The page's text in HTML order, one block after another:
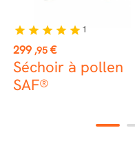
Prix
299 ,95 €
Séchoir à pollen
SAF®
star star star star star 1
1